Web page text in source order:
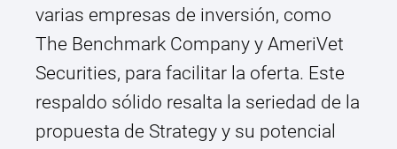
varias empresas de inversión, como
The Benchmark Company y AmeriVet
Securities, para facilitar la oferta. Este
respaldo sólido resalta la seriedad de la
propuesta de Strategy y su potencial